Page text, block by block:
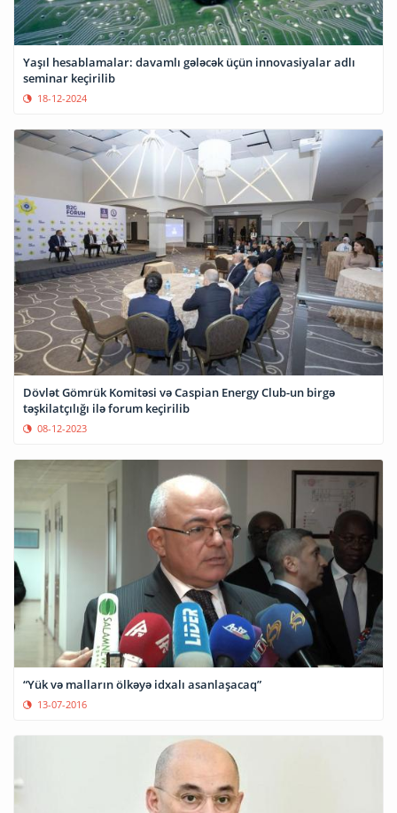
Yaşıl hesablamalar: davamlı gələcək üçün innovasiyalar adlı
seminar keçirilib
18-12-2024
Dövlət Gömrük Komitəsi və Caspian Energy Club-un birgə
təşkilatçılığı ilə forum keçirilib
08-12-2023
“Yük və malların ölkəyə idxalı asanlaşacaq”
13-07-2016